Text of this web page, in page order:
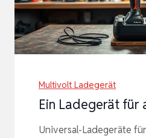
Multivolt Ladegerät
Ein Ladegerät für
Universal-Ladegeräte